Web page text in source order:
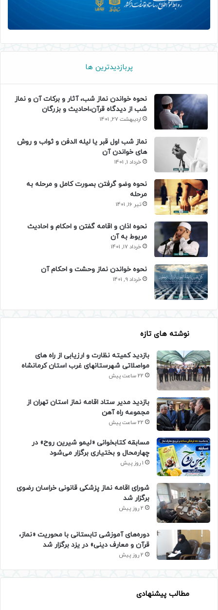
پربازدیدترین ها
نحوه خواندن نماز شب، آثار و برکات آن و نماز
شب از دیدگاه قرآن،احادیث و بزرگان
اردیبهشت 27, 1401
نماز شب اول قبر یا لیله الدفن و ثواب و روش
های خواندن آن
خرداد 1, 1401
نحوه وضو گرفتن بصورت کامل و مرحله به
مرحله
تیر 16, 1401
نحوه اذان و اقامه گفتن و احکام و احادیث
مربوط به آن
خرداد 17, 1401
نحوه خواندن نماز وحشت و احکام آن
خرداد 9, 1401
نوشته های تازه
بازدید کمیته نظارت و ارزیابی از راه های
مواصلاتی شهرستانهای غرب استان کرمانشاه
22 ساعت پیش
بازدید مدیر ستاد اقامه نماز استان تهران از
مجموعه راه آهن
22 ساعت پیش
مسابقه کتابخوانی «لیمو شیرین روح» در
چهارمحال و بختیاری برگزار می‌شود
1 روز پیش
شورای اقامه نماز پزشکی قانونی خراسان رضوی
برگزار شد
2 روز پیش
دوره‌های آموزشی تابستانی با محوریت «نماز،
قرآن و معارف دینی» در یزد برگزار شد
2 روز پیش
مطالب پیشنهادی